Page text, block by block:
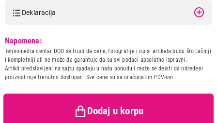
Deklaracija
Naziv i vrsta robe:
ELEKTRICNI ALAT
Uvoznik:
Wurth DOO
Zemlja porekla:
Kina
kupaca po osnovu zakona o
Napomena:
Tehnomedia centar DOO se trudi da cene, fotografije i opisi artikala budu što tačniji
i kompletniji ali ne može da garantuje da su svi podaci apsolutno ispravni.
Artikli predstavljeni na sajtu spadaju u našu ponudu i može se desiti da određeni
proizvod nije trenutno dostupan. Sve cene su sa uračunatim PDV-om.
Dodaj u korpu